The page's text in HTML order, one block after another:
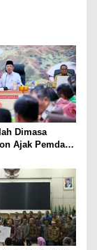
Dimasa
Ajak Pemda
di NTT